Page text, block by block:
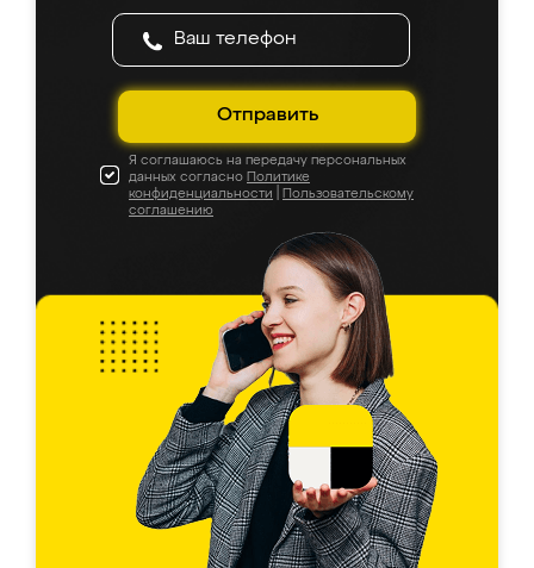
Отправить
Я соглашаюсь на передачу персональных
данных согласно Политике
конфиденциальности
Пользовательскому
соглашению